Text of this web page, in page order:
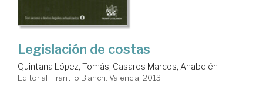
Legislación de costas
Quintana López, Tomás; Casares Marcos, Anabelén
Editorial Tirant lo Blanch. Valencia, 2013